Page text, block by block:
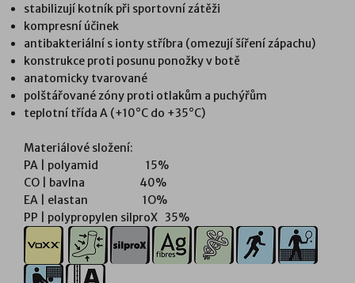
stabilizují kotník při sportovní zátěži
kompresní účinek
antibakteriální s ionty stříbra (omezují šíření zápachu)
konstrukce proti posunu ponožky v botě
anatomicky tvarované
polštářované zóny proti otlakům a puchýřům
teplotní třída A (+10°C do +35°C)
Materiálové složení:
PA | polyamid 15%
CO | bavlna 40%
EA | elastan 1O%
PP | polypropylen silproX 35%